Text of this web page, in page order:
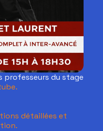
professeurs du stage
détaillées et